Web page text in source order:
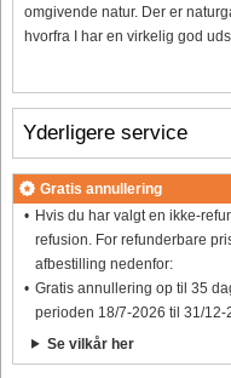
omgivende natur. Der er
hvorfra I har en virkelig god
Yderligere service
Gratis annullering
Hvis du har valgt en ikke-
refusion. For refunderbare
afbestilling nedenfor:
Gratis annullering op til 35
perioden 18/7-2026 til 31/12-
Se vilkår her